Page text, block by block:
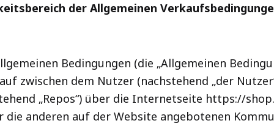
der Allgemeinen
Bedingungen (die „Allgemeinen
zwischen dem Nutzer (nachstehend „der
„Repos“) über die Internetseite https://
die anderen auf der Website angebotenen